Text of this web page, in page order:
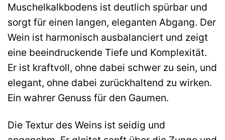
Muschelkalkbodens ist deutlich spürbar und
sorgt für einen langen, eleganten Abgang. Der
Wein ist harmonisch ausbalanciert und zeigt
eine beeindruckende Tiefe und Komplexität.
Er ist kraftvoll, ohne dabei schwer zu sein, und
elegant, ohne dabei zurückhaltend zu wirken.
Ein wahrer Genuss für den Gaumen.
Die Textur des Weins ist seidig und